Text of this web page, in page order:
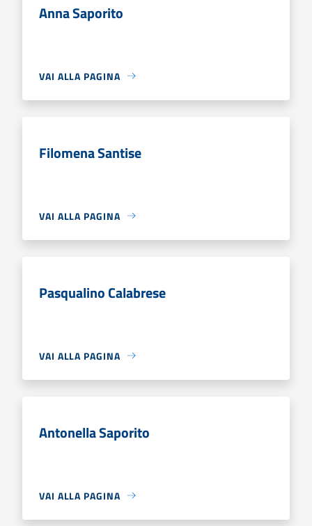
Anna Saporito
VAI ALLA PAGINA
Filomena Santise
VAI ALLA PAGINA
Pasqualino Calabrese
VAI ALLA PAGINA
Antonella Saporito
VAI ALLA PAGINA